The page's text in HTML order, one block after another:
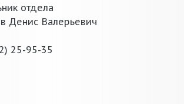
отдела
Денис Валерьевич
25-95-35